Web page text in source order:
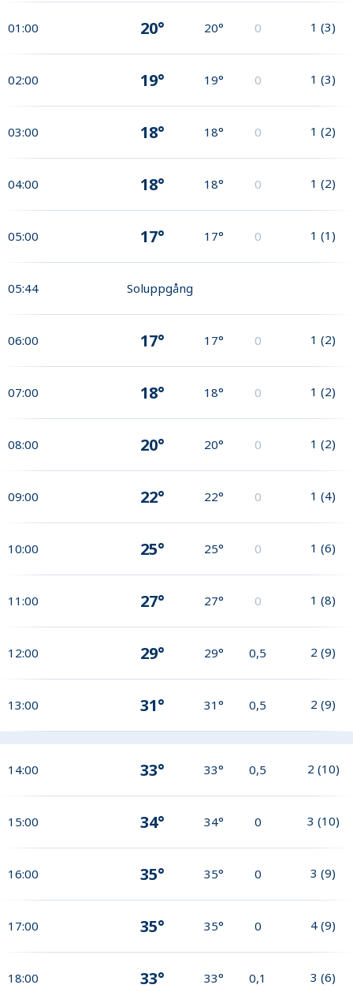
01:00 20° 20° 0 1 (3)
02:00 19° 19° 0 1 (3)
03:00 18° 18° 0 1 (2)
04:00 18° 18° 0 1 (2)
05:00 17° 17° 0 1 (1)
05:44 Soluppgång
06:00 17° 17° 0 1 (2)
07:00 18° 18° 0 1 (2)
08:00 20° 20° 0 1 (2)
09:00 22° 22° 0 1 (4)
10:00 25° 25° 0 1 (6)
11:00 27° 27° 0 1 (8)
12:00 29° 29° 0,5 2 (9)
13:00 31° 31° 0,5 2 (9)
14:00 33° 33° 0,5 2 (10)
15:00 34° 34° 0 3 (10)
16:00 35° 35° 0 3 (9)
17:00 35° 35° 0 4 (9)
18:00 33° 33° 0,1 3 (6)